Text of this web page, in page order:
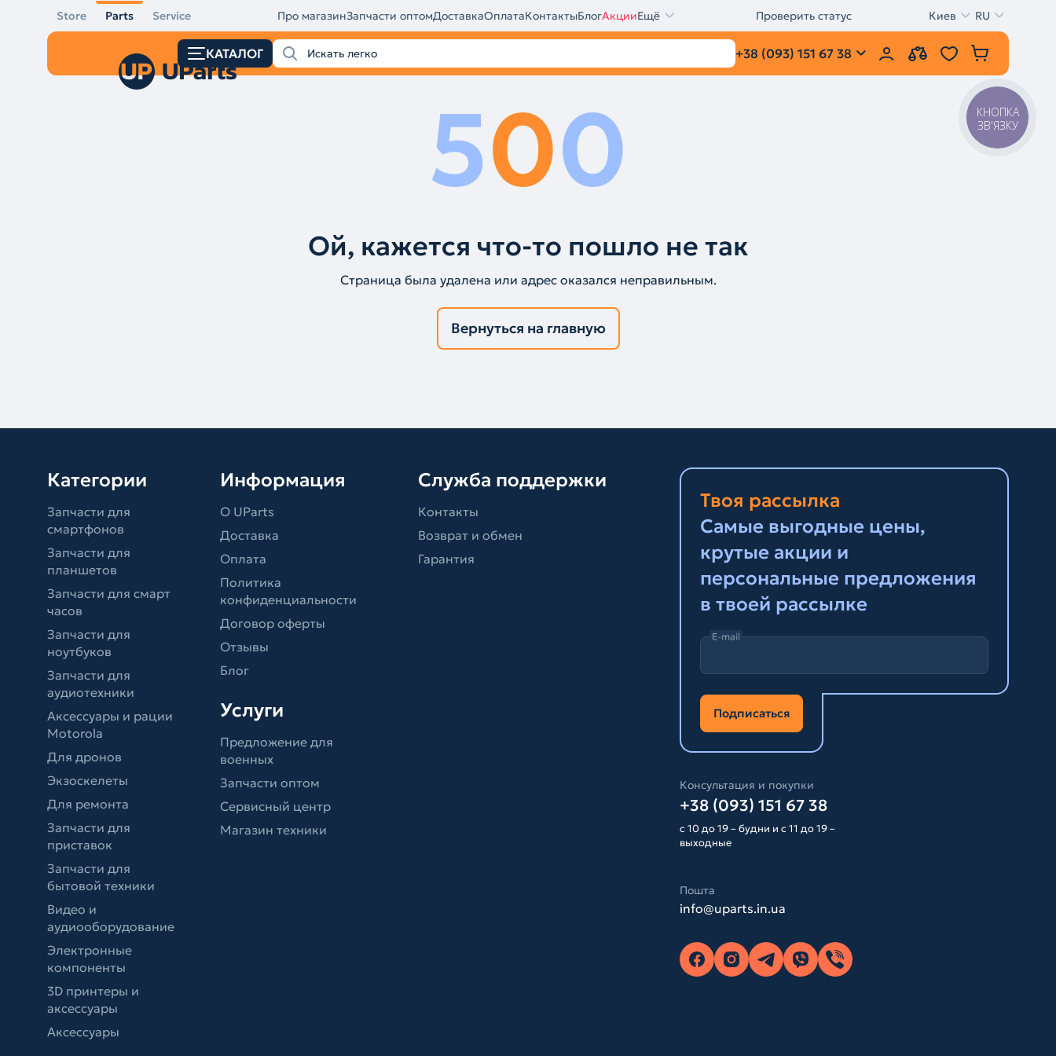
Store Parts Service Про магазинЗапчасти оптомДоставкаОплатаКонтактыБлогАкцииЕщё Проверить статус Киев RU
КАТАЛОГ +38 (093) 151 67 38
500
Ой, кажется что-то пошло не так
Страница была удалена или адрес оказался неправильным.
Вернуться на главную
Категории
Запчасти для
смартфонов
Запчасти для
планшетов
Запчасти для смарт
часов
Запчасти для
ноутбуков
Запчасти для
аудиотехники
Аксессуары и рации
Motorola
Для дронов
Экзоскелеты
Для ремонта
Запчасти для
приставок
Запчасти для
бытовой техники
Видео и
аудиооборудование
Электронные
компоненты
3D принтеры и
аксессуары
Аксессуары
Информация
О UParts
Доставка
Оплата
Политика
конфиденциальности
Договор оферты
Отзывы
Блог
Услуги
Предложение для
военных
Запчасти оптом
Сервисный центр
Магазин техники
Служба поддержки
Контакты
Возврат и обмен
Гарантия
Твоя рассылка
Самые выгодные цены,
крутые акции и
персональные предложения
в твоей рассылке
E-mail
Подписаться
Консультация и покупки
+38 (093) 151 67 38
с 10 до 19 – будни и с 11 до 19 –
выходные
Пошта
info@uparts.in.ua
КНОПКА
ЗВ'ЯЗКУ